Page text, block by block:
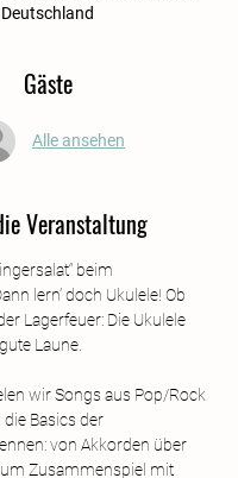
Deutschland
Gäste
Alle ansehen
Veranstaltung
beim
lern’ doch Ukulele! Ob
Lagerfeuer: Die Ukulele
Laune.
wir Songs aus Pop/Rock
Basics der
von Akkorden über
Zusammenspiel mit